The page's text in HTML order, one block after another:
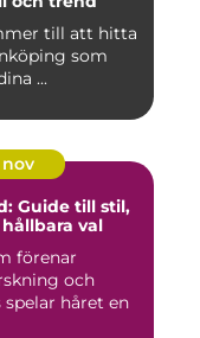
till att hitta
som
...
nov
Guide till stil,
val
förenar
och
håret en